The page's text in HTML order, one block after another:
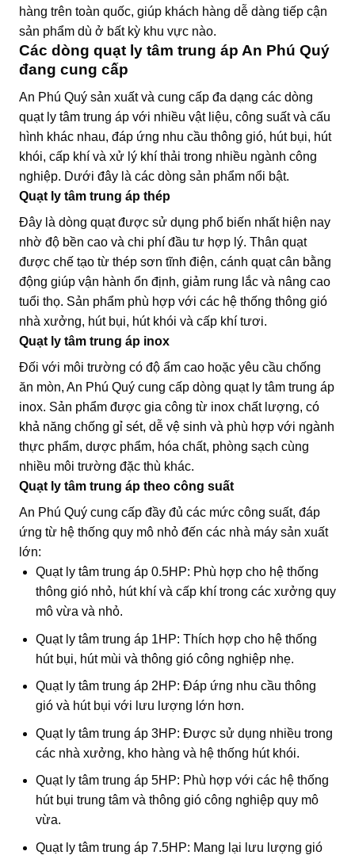
hàng trên toàn quốc, giúp khách hàng dễ dàng tiếp cận
sản phẩm dù ở bất kỳ khu vực nào.
Các dòng quạt ly tâm trung áp An Phú Quý
đang cung cấp
An Phú Quý sản xuất và cung cấp đa dạng các dòng
quạt ly tâm trung áp với nhiều vật liệu, công suất và cấu
hình khác nhau, đáp ứng nhu cầu thông gió, hút bụi, hút
khói, cấp khí và xử lý khí thải trong nhiều ngành công
nghiệp. Dưới đây là các dòng sản phẩm nổi bật.
Quạt ly tâm trung áp thép
Đây là dòng quạt được sử dụng phổ biến nhất hiện nay
nhờ độ bền cao và chi phí đầu tư hợp lý. Thân quạt
được chế tạo từ thép sơn tĩnh điện, cánh quạt cân bằng
động giúp vận hành ổn định, giảm rung lắc và nâng cao
tuổi thọ. Sản phẩm phù hợp với các hệ thống thông gió
nhà xưởng, hút bụi, hút khói và cấp khí tươi.
Quạt ly tâm trung áp inox
Đối với môi trường có độ ẩm cao hoặc yêu cầu chống
ăn mòn, An Phú Quý cung cấp dòng quạt ly tâm trung áp
inox. Sản phẩm được gia công từ inox chất lượng, có
khả năng chống gỉ sét, dễ vệ sinh và phù hợp với ngành
thực phẩm, dược phẩm, hóa chất, phòng sạch cùng
nhiều môi trường đặc thù khác.
Quạt ly tâm trung áp theo công suất
An Phú Quý cung cấp đầy đủ các mức công suất, đáp
ứng từ hệ thống quy mô nhỏ đến các nhà máy sản xuất
lớn:
Quạt ly tâm trung áp 0.5HP: Phù hợp cho hệ thống
thông gió nhỏ, hút khí và cấp khí trong các xưởng quy
mô vừa và nhỏ.
Quạt ly tâm trung áp 1HP: Thích hợp cho hệ thống
hút bụi, hút mùi và thông gió công nghiệp nhẹ.
Quạt ly tâm trung áp 2HP: Đáp ứng nhu cầu thông
gió và hút bụi với lưu lượng lớn hơn.
Quạt ly tâm trung áp 3HP: Được sử dụng nhiều trong
các nhà xưởng, kho hàng và hệ thống hút khói.
Quạt ly tâm trung áp 5HP: Phù hợp với các hệ thống
hút bụi trung tâm và thông gió công nghiệp quy mô
vừa.
Quạt ly tâm trung áp 7.5HP: Mang lại lưu lượng gió